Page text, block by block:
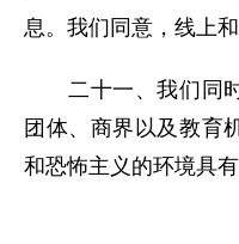
息。我们同意，线上
二十一、我们同时
团体、商界以及教育
和恐怖主义的环境具有